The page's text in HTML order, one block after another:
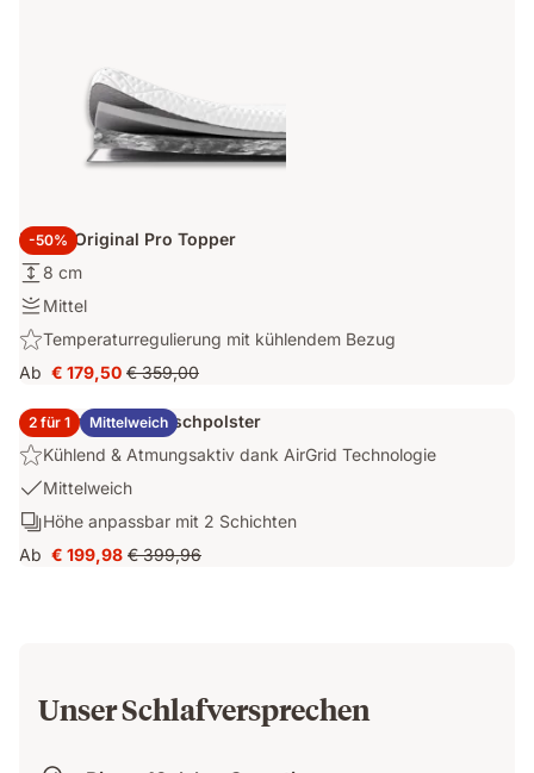
Stauraum
-50%
Emma Original Pro Topper
Höhe:
8
cm
8 cm
Festigkeit:
Mittel
Mittel
Highlight:
Temperaturregulierung
mit
kühlendem
Bezug
Temperaturregulierung mit kühlendem Bezug
Ab
Preis
€ 179,50
€ 179,50 Ursprünglicher
Preis
€ 359,00
€ 359,00
2 für 1 Mittelweich
2x Emma Elite Flauschpolster
Highlight:
Kühlend
&
Atmungsaktiv
dank
Kühlend & Atmungsaktiv dank AirGrid Technologie
USP
1:
Mittelweich
Mittelweich
Schichten:
Höhe
anpassbar
Höhe anpassbar mit 2 Schichten
Ab
Preis
€ 199,98 Ursprünglicher
€ 399,96
Unser Schlafversprechen